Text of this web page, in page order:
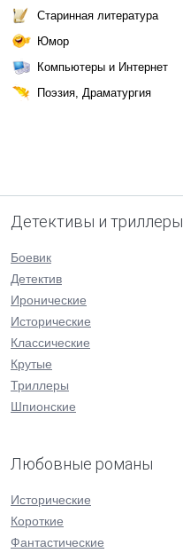
Старинная литература
Юмор
Компьютеры и Интернет
Поэзия, Драматургия
Детективы и триллеры
Боевик
Детектив
Иронические
Исторические
Классические
Крутые
Триллеры
Шпионские
Любовные романы
Исторические
Короткие
Фантастические